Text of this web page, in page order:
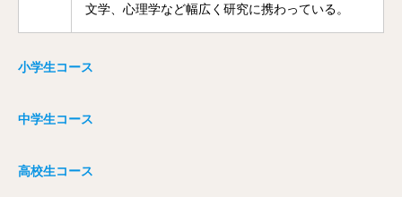
文学、心理学など幅広く研究に携わっている。
小学生コース
中学生コース
高校生コース